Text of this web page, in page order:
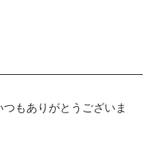
もありがとうございま